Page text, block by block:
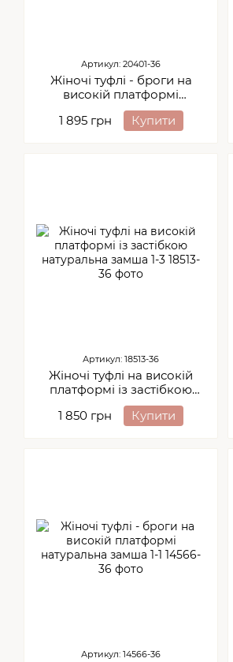
Артикул: 20401-36
Жіночі туфлі - броги на
високій платформі
натуральний лак 2-5
1 895 грн Купити
Артикул: 18513-36
Жіночі туфлі на високій
платформі із застібкою
натуральна замша 1-3
1 850 грн Купити
Артикул: 14566-36